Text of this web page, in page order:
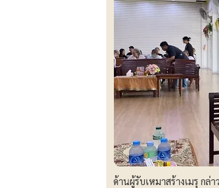
ด้านผู้รับเหมาสร้างเมรุ กล่า